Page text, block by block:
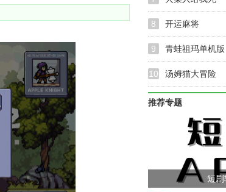
8 开运麻将
9 青蛙祖玛单机版
10 汤姆猫大冒险
推荐专题
短